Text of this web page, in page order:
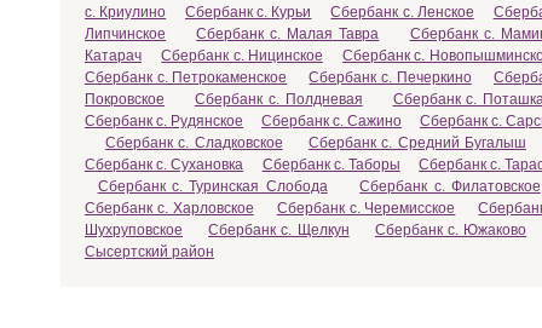
с. Криулино
Сбербанк с. Курьи Сбербанк с. Ленское
Липчинское
Сбербанк с. Малая Тавра
Сбербанк с.
Катарач
Сбербанк с. Ницинское
Сбербанк с.
Сбербанк с. Петрокаменское
Сбербанк с. Печеркино
Покровское
Сбербанк с. Полдневая
Сбербанк с.
Сбербанк с. Рудянское
Сбербанк с. Сажино
Сбербанк с.
Сбербанк с. Сладковское
Сбербанк с. Средний Бугалыш
Сбербанк с. Сухановка
Сбербанк с. Таборы
Сбербанк с.
Сбербанк с. Туринская Слобода
Сбербанк с. Филатовское
Сбербанк с. Харловское
Сбербанк с. Черемисское
Шухруповское
Сбербанк с. Щелкун
Сбербанк с. Южаково
Сысертский район